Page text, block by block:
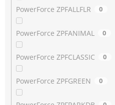
PowerForce ZPFALLFLR 0
PowerForce ZPFANIMAL 0
PowerForce ZPFCLASSIC 0
PowerForce ZPFGREEN 0